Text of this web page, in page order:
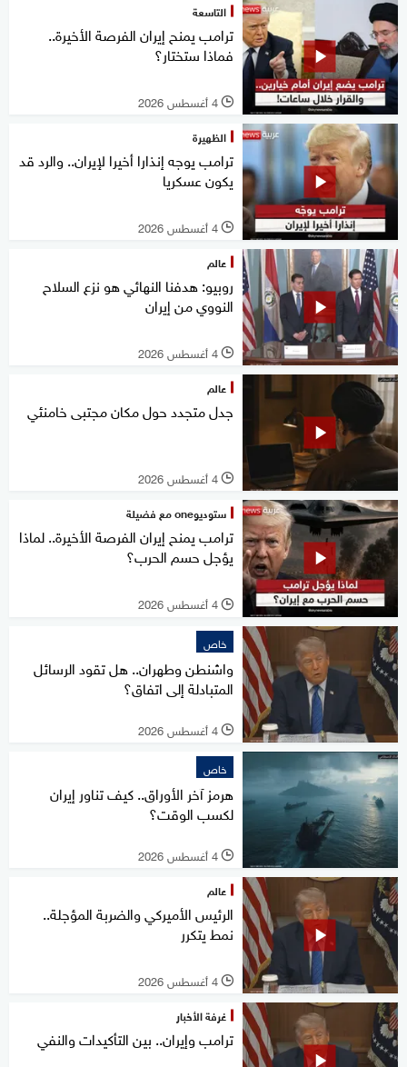
التاسعة
ترامب يمنح إيران الفرصة الأخيرة..
فماذا ستختار؟
l 4 أغسطس 2026
الظهيرة
ترامب يوجه إنذارا أخيرا لإيران.. والرد قد
يكون عسكريا
l 4 أغسطس 2026
عالم
روبيو: هدفنا النهائي هو نزع السلاح
النووي من إيران
l 4 أغسطس 2026
عالم
جدل متجدد حول مكان مجتبى خامنئي
l 4 أغسطس 2026
ستوديوone مع فضيلة
ترامب يمنح إيران الفرصة الأخيرة.. لماذا
يؤجل حسم الحرب؟
l 4 أغسطس 2026
خاص
واشنطن وطهران.. هل تقود الرسائل
المتبادلة إلى اتفاق؟
l 4 أغسطس 2026
خاص
هرمز آخر الأوراق.. كيف تناور إيران
لكسب الوقت؟
l 4 أغسطس 2026
عالم
الرئيس الأميركي والضربة المؤجلة..
نمط يتكرر
l 4 أغسطس 2026
غرفة الأخبار
ترامب وإيران.. بين التأكيدات والنفي